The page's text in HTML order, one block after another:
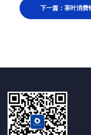
下一篇：茶叶消费